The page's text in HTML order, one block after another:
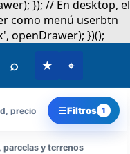
⌕ ★ ⌖
precio ☰Filtros 1
parcelas y terrenos